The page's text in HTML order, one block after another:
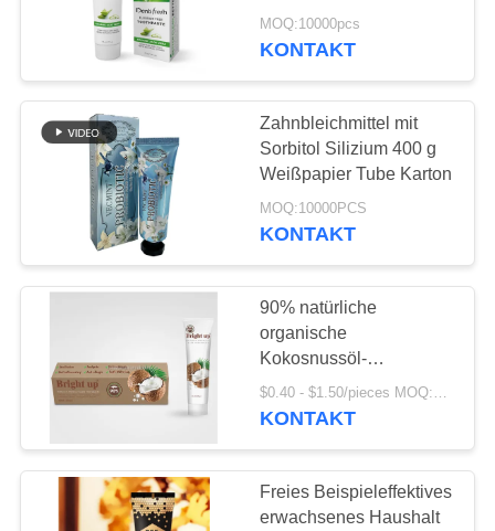
UNS
FABRIK-
AUSFLUG
QUALITÄTSKONTROLLE
MIT
IN
VERBINDUNG
Zahnweißungs-
Zahnpasten
58
Frucht-Aroma-
Zahnpasta
Berufszahnpflege nicht
giftig
MOQ:10000pcs
KONTAKT
Zahnbleichmittel mit
Sorbitol Silizium 400 g
Weißpapier Tube Karton
MOQ:10000PCS
KONTAKT
90% natürliche
organische
Kokosnussöl-
Antizahnbelag-
Zahnpasta
$0.40 - $1.50/pieces MOQ:240 Stücke
KONTAKT
Freies Beispieleffektives
erwachsenes Haushalt